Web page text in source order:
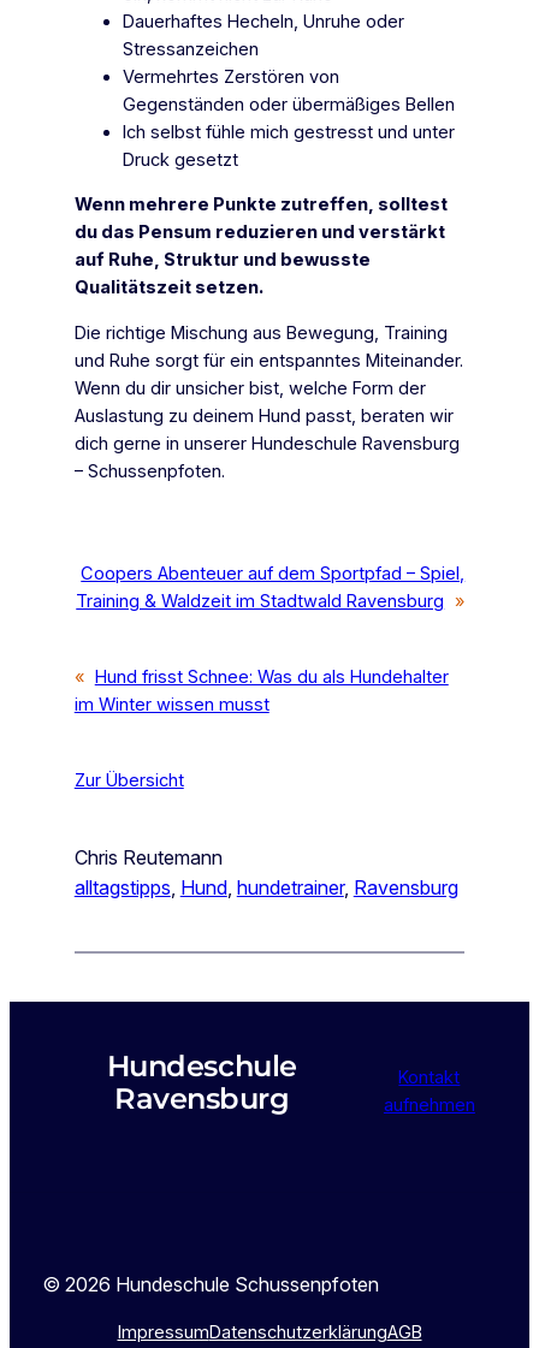
Dauerhaftes Hecheln, Unruhe oder
Stressanzeichen
Vermehrtes Zerstören von
Gegenständen oder übermäßiges Bellen
Ich selbst fühle mich gestresst und unter
Druck gesetzt
Wenn mehrere Punkte zutreffen, solltest
du das Pensum reduzieren und verstärkt
auf Ruhe, Struktur und bewusste
Qualitätszeit setzen.
Die richtige Mischung aus Bewegung, Training
und Ruhe sorgt für ein entspanntes Miteinander.
Wenn du dir unsicher bist, welche Form der
Auslastung zu deinem Hund passt, beraten wir
dich gerne in unserer Hundeschule Ravensburg
– Schussenpfoten.
Coopers Abenteuer auf dem Sportpfad – Spiel,
Training & Waldzeit im Stadtwald Ravensburg »
« Hund frisst Schnee: Was du als Hundehalter
im Winter wissen musst
Zur Übersicht
Chris Reutemann
alltagstipps, Hund, hundetrainer, Ravensburg
Hundeschule
Ravensburg
Kontakt
aufnehmen
© 2026 Hundeschule Schussenpfoten
ImpressumDatenschutzerklärungAGB